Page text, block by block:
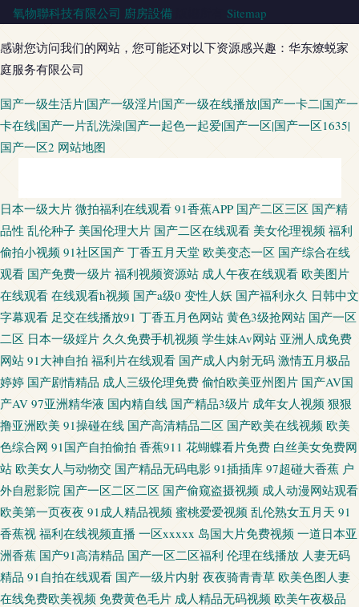
氧物聯科技有限公司 廚房設備 Sitemap
感谢您访问我们的网站，您可能还对以下资源感兴趣：华东燎蜕家
庭服务有限公司
国产一级生活片|国产一级淫片|国产一级在线播放|国产一卡二|国产一
卡在线|国产一片乱洗澡|国产一起色一起爱|国产一区|国产一区1635|
国产一区2 网站地图
日韩第九页 天堂少女 91大神网址 亚洲影院老司机V 亚洲性爱福利导航 肏屄
网页 97青青 91搭讪美女 午夜擼映画 中文字幕久久人妻 黄色免费小电影 欧美
在线性生活 尤物天天干 爱豆传媒麻豆 东京热无码专区 欧美色图网站 亚洲天
堂东京热 黄色视频网址大全 91资源总站 欧美A∨ 日本瑟天堂 91社区视频网
站 国产熟女91 日本欧美国产在线 在线H版电影 超碰爱超 黄色网入口站91 人
人色人人色 亚州成人在线 97亚洲涩 国产精品八戒碰 欧美日韩在线免费 午夜
免费福利影院 91精品资源网 成人性爱综合国产 久久男同 天天肏屄天天艹 91
起碰在线观看 伦理在线视频免费 亚州性网 亚洲老湿机 抖阴蜜桃 日韩黄页网
站 午夜福利三区免费 在线黑丝91 肏屄精品一区二区 另类国产在线 91精品熟
妇 一本道ab在线 伊人大香蕉黄色 成人黄色三级 久久婷婷婷 人人摸人人干人
人 51福利社区 超碰97制服 91传媒性爱视频 福利视频导航极品 欧美h喷 91草
日本一级大片 微拍福利在线观看 91香蕉APP 国产二区三区 国产精
品性 乱伦种子 美国伦理大片 国产二区在线观看 美女伦理视频 福利
偷拍小视频 91社区国产 丁香五月天堂 欧美变态一区 国产综合在线
观看 国产免费一级片 福利视频资源站 成人午夜在线观看 欧美图片
在线观看 在线观看h视频 国产a级0 变性人妖 国产福利永久 日韩中文
字幕观看 足交在线播放91 丁香五月色网站 黄色3级抢网站 国产一区
二区 日本一级婬片 久久免费手机视频 学生妹Av网站 亚洲人成免费
网站 91大神自拍 福利片在线观看 国产成人内射无码 激情五月极品
婷婷 国产剧情精品 成人三级伦理免费 偷怕欧美亚州图片 国产AV国
产AV 97亚洲精华液 国内精自线 国产精品3级片 成年女人视频 狠狠
撸亚洲欧美 91操碰在线 国产高清精品二区 国产欧美在线视频 欧美
色综合网 91国产自拍偷拍 香蕉911 花蝴蝶看片免费 白丝美女免费网
站 欧美女人与动物交 国产精品无码电影 91插插库 97超碰大香蕉 户
外自慰影院 国产一区二区二区 国产偷窥盗摄视频 成人动漫网站观看
欧美第一页夜夜 91成人精品视频 蜜桃爱爱视频 乱伦熟女五月天 91
香蕉视 福利在线视频直播 一区xxxxx 岛国大片免费视频 一道日本亚
洲香蕉 国产91高清精品 国产一区二区福利 伦理在线播放 人妻无码
精品 91自拍在线观看 国产一级片内射 夜夜骑青青草 欧美色图人妻
在线免费欧美视频 免费黄色毛片 成人精品无码视频 欧美午夜极品